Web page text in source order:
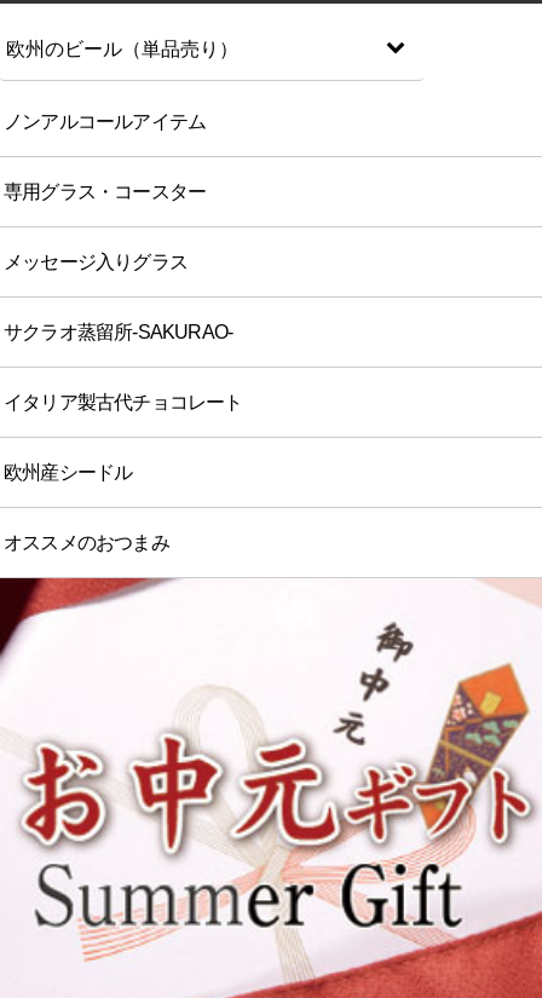
欧州のビール（単品売り）
ノンアルコールアイテム
専用グラス・コースター
メッセージ入りグラス
サクラオ蒸留所-SAKURAO-
イタリア製古代チョコレート
欧州産シードル
オススメのおつまみ